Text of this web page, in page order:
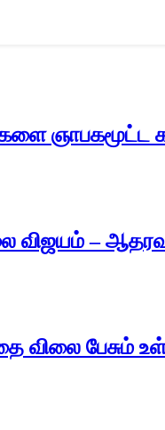
ஞாபகமூட்ட
விஜயம் –
விலை பேசும்